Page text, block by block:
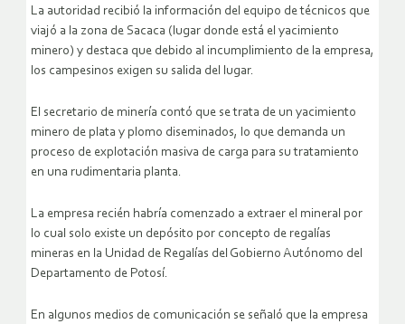
La autoridad recibió la información del equipo de técnicos que
viajó a la zona de Sacaca (lugar donde está el yacimiento
minero) y destaca que debido al incumplimiento de la empresa,
los campesinos exigen su salida del lugar.
El secretario de minería contó que se trata de un yacimiento
minero de plata y plomo diseminados, lo que demanda un
proceso de explotación masiva de carga para su tratamiento
en una rudimentaria planta.
La empresa recién habría comenzado a extraer el mineral por
lo cual solo existe un depósito por concepto de regalías
mineras en la Unidad de Regalías del Gobierno Autónomo del
Departamento de Potosí.
En algunos medios de comunicación se señaló que la empresa